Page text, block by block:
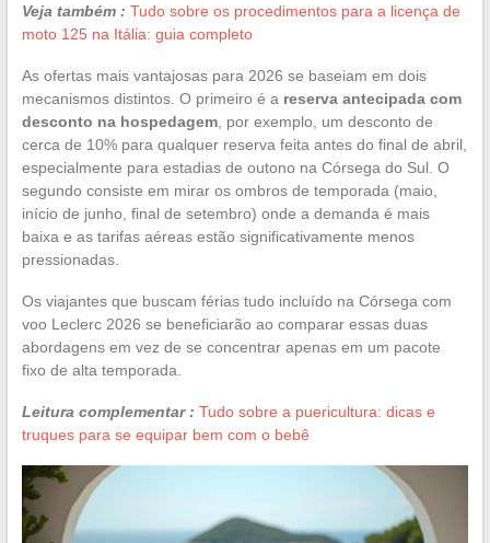
Veja também : Tudo sobre os procedimentos para a licença de
moto 125 na Itália: guia completo
As ofertas mais vantajosas para 2026 se baseiam em dois
mecanismos distintos. O primeiro é a reserva antecipada com
desconto na hospedagem, por exemplo, um desconto de
cerca de 10% para qualquer reserva feita antes do final de abril,
especialmente para estadias de outono na Córsega do Sul. O
segundo consiste em mirar os ombros de temporada (maio,
início de junho, final de setembro) onde a demanda é mais
baixa e as tarifas aéreas estão significativamente menos
pressionadas.
Os viajantes que buscam férias tudo incluído na Córsega com
voo Leclerc 2026 se beneficiarão ao comparar essas duas
abordagens em vez de se concentrar apenas em um pacote
fixo de alta temporada.
Leitura complementar : Tudo sobre a puericultura: dicas e
truques para se equipar bem com o bebê